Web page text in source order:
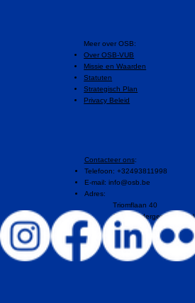
​Meer over OSB:
Over OSB-VUB
Missie en Waarden
Statuten
Strategisch Plan
Privacy Beleid
Contacteer ons:
Telefoon: +32493811998
E-mail: info@osb.be
Adres:
Triomflaan 40
1160 Oudergem, Brussel